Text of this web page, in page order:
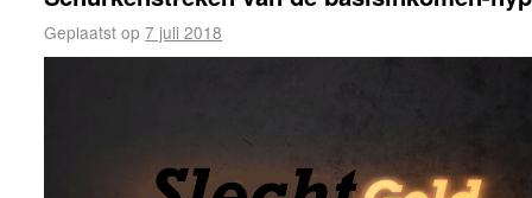
Geplaatst op 7 juli 2018